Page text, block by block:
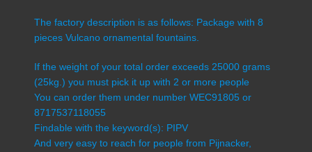
The factory description is as follows: Package with 8
pieces Vulcano ornamental fountains.
If the weight of your total order exceeds 25000 grams
(25kg.) you must pick it up with 2 or more people
You can order them under number WEC91805 or
8717537118055
Findable with the keyword(s): PIPV
And very easy to reach for people from Pijnacker,